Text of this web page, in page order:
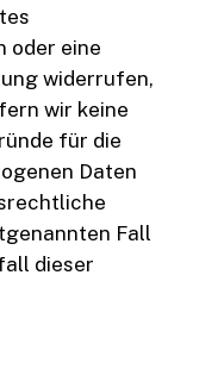
oder eine
widerrufen,
wir keine
für die
Daten
Fall
dieser